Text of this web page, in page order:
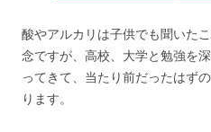
酸やアルカリは子供でも聞いた
念ですが、高校、大学と勉強を
ってきて、当たり前だったはず
ります。